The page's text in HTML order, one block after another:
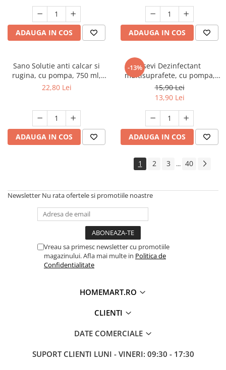
ADAUGA IN COS ADAUGA IN COS
Sano Solutie anti calcar si
rugina, cu pompa, 750 ml,
Anti Kalk
22,80 Lei
ADAUGA IN COS
-13%Asevi Dezinfectant
multisuprafete, cu pompa,
750 ml, Gerpostar Plus
15,90 Lei
13,90 Lei
ADAUGA IN COS
1 2 3 ... 40
Newsletter Nu rata ofertele si promotiile noastre
Vreau sa primesc newsletter cu promotiile
magazinului. Afla mai multe in Politica de
Confidentialitate
HOMEMART.RO
CLIENTI
DATE COMERCIALE
SUPORT CLIENTI LUNI - VINERI: 09:30 - 17:30